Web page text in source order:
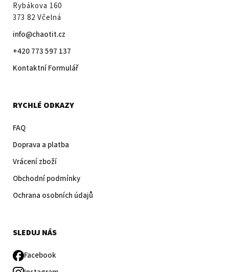
Rybákova 160
373 82 Včelná
info@chaotit.cz
+420 773 597 137
Kontaktní Formulář
RYCHLÉ ODKAZY
FAQ
Doprava a platba
Vrácení zboží
Obchodní podmínky
Ochrana osobních údajů
SLEDUJ NÁS
Facebook